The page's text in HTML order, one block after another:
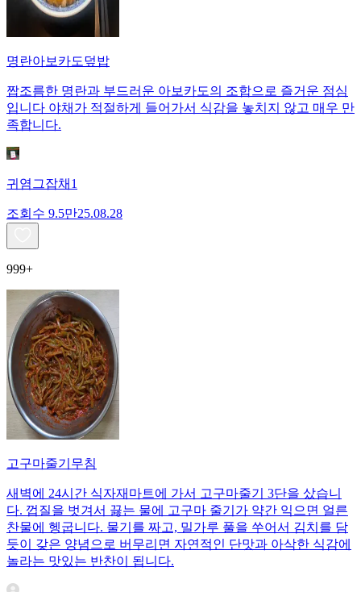
명란아보카도덮밥
짭조름한 명란과 부드러운 아보카도의 조합으로 즐거운 점심
입니다 야채가 적절하게 들어가서 식감을 놓치지 않고 매우 만
족합니다.
귀염그잡채1
조회수 9.5만25.08.28
999+
고구마줄기무침
새벽에 24시간 식자재마트에 가서 고구마줄기 3단을 샀습니
다. 껍질을 벗겨서 끓는 물에 고구마 줄기가 약간 익으면 얼른
찬물에 헹굽니다. 물기를 짜고, 밀가루 풀을 쑤어서 김치를 담
듯이 갖은 양념으로 버무리면 자연적인 단맛과 아삭한 식감에
놀라는 맛있는 반찬이 됩니다.